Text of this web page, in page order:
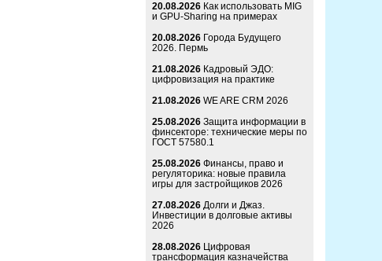
20.08.2026 Как использовать MIG
и GPU-Sharing на примерах
20.08.2026 Города Будущего
2026. Пермь
21.08.2026 Кадровый ЭДО:
цифровизация на практике
21.08.2026 WE ARE CRM 2026
25.08.2026 Защита информации в
финсекторе: технические меры по
ГОСТ 57580.1
25.08.2026 Финансы, право и
регуляторика: новые правила
игры для застройщиков 2026
27.08.2026 Долги и Джаз.
Инвестиции в долговые активы
2026
28.08.2026 Цифровая
трансформация казначейства